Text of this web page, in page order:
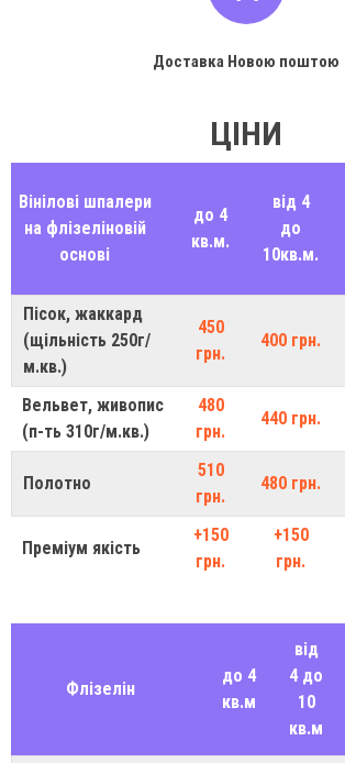
Доставка Новою поштою
ЦІНИ
Вінілові шпалери
на флізеліновій
основі
до 4
кв.м.
від 4
до
10кв.м.
Пісок, жаккард
(щільність 250г/
м.кв.)
450
грн.
400 грн.
Вельвет, живопис
(п-ть 310г/м.кв.)
480
грн.
440 грн.
Полотно
510
грн.
480 грн.
Преміум якість
+150
грн.
+150
грн.
Флізелін
до 4
кв.м
від
4 до
10
кв.м